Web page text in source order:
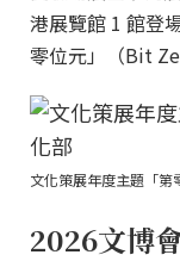
港展覽館 1 館登
零位元」（Bit
文化策展年度主題「第
2026文博